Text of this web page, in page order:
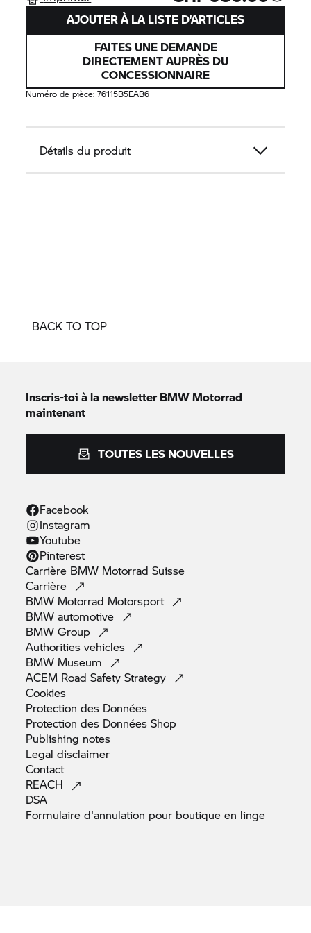
AJOUTER À LA LISTE D’ARTICLES
FAITES UNE DEMANDE
DIRECTEMENT AUPRÈS DU
CONCESSIONNAIRE
Numéro de pièce:76115B5EAB6
Détails du produit
BACK TO TOP
Inscris-toi à la newsletterBMW Motorrad
maintenant
TOUTES LES NOUVELLES
Facebook
Instagram
Youtube
Pinterest
Carrière BMW Motorrad Suisse
Carrière
BMW Motorrad Motorsport
BMWautomotive
BMWGroup
Authoritiesvehicles
BMW Museum
ACEM Road SafetyStrategy
Cookies
Protection des Données
Protection des DonnéesShop
Publishing notes
Legaldisclaimer
Contact
REACH
DSA
Formulaire d'annulation pour boutique en linge